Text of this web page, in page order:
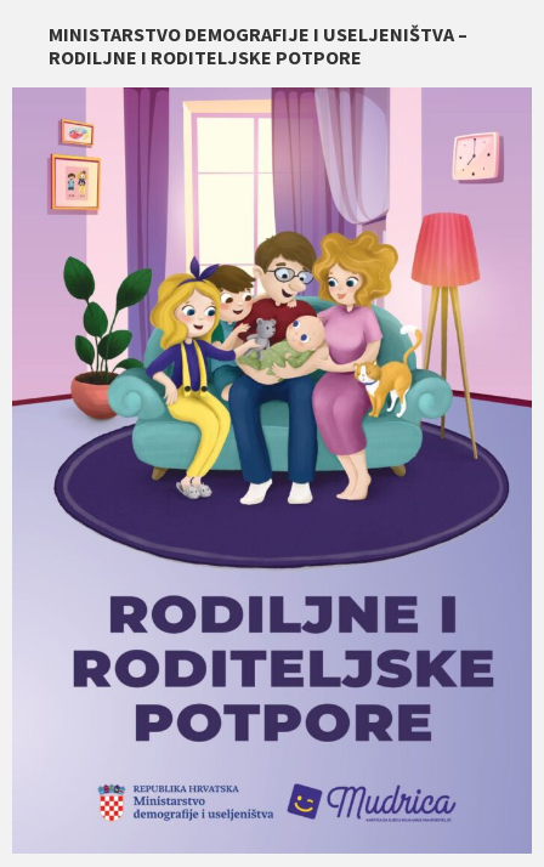
MINISTARSTVO DEMOGRAFIJE I USELJENIŠTVA –
RODILJNE I RODITELJSKE POTPORE